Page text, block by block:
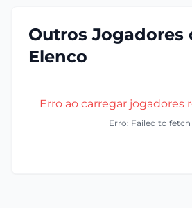
Outros Jogadores
Elenco
Erro ao carregar jogadores
Erro: Failed to fetch